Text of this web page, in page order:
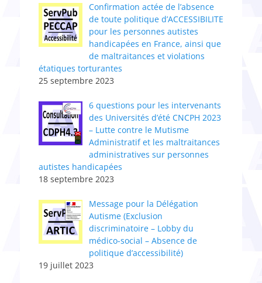
Confirmation actée de l’absence
de toute politique d’ACCESSIBILITE
pour les personnes autistes
handicapées en France, ainsi que
de maltraitances et violations
étatiques torturantes
25 septembre 2023
6 questions pour les intervenants
des Universités d’été CNCPH 2023
– Lutte contre le Mutisme
Administratif et les maltraitances
administratives sur personnes
autistes handicapées
18 septembre 2023
Message pour la Délégation
Autisme (Exclusion
discriminatoire – Lobby du
médico-social – Absence de
politique d’accessibilité)
19 juillet 2023